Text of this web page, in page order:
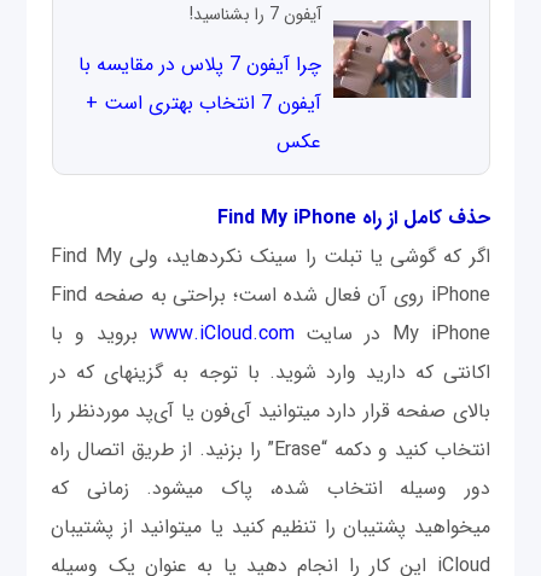
آیفون 7 را بشناسید!
چرا آیفون 7 پلاس در مقایسه با
آیفون 7 انتخاب بهتری است +
عکس
حذف کامل از راه Find My iPhone
اگر که گوشی یا تبلت را سینک نکرده‫اید، ولی Find My
iPhone روی آن فعال شده است؛ براحتی به صفحه Find
My iPhone در سایت
www.iCloud.com بروید و با
اکانتی که دارید وارد شوید. با توجه به گزینه‫ای که در
بالای صفحه قرار دارد می‫توانید آی‌فون یا آی‌پد موردنظر را
انتخاب کنید و دکمه “Erase” را بزنید. از طریق اتصال راه
دور وسیله انتخاب شده، پاک می‫شود. زمانی که
می‫خواهید پشتیبان را تنظیم کنید یا می‫توانید از پشتیبان
iCloud این کار را انجام دهید یا به عنوان یک وسیله